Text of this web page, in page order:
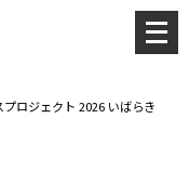
プロジェクト 2026 いばらき
メ
ニ
ー